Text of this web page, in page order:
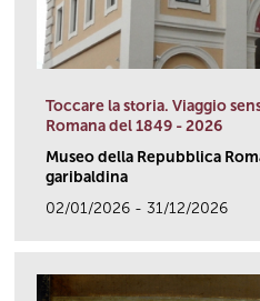
Toccare la storia. Viaggio
Romana del 1849 - 2026
Museo della Repubblica
garibaldina
02/01/2026 - 31/12/2026